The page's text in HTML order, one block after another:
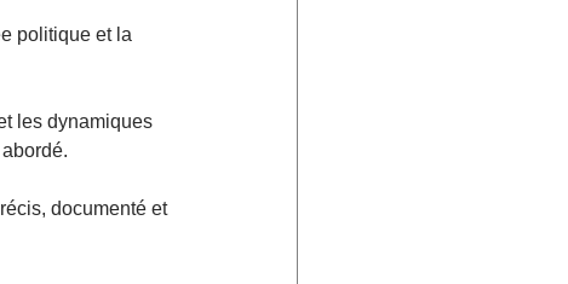
politique et la
les dynamiques
documenté et